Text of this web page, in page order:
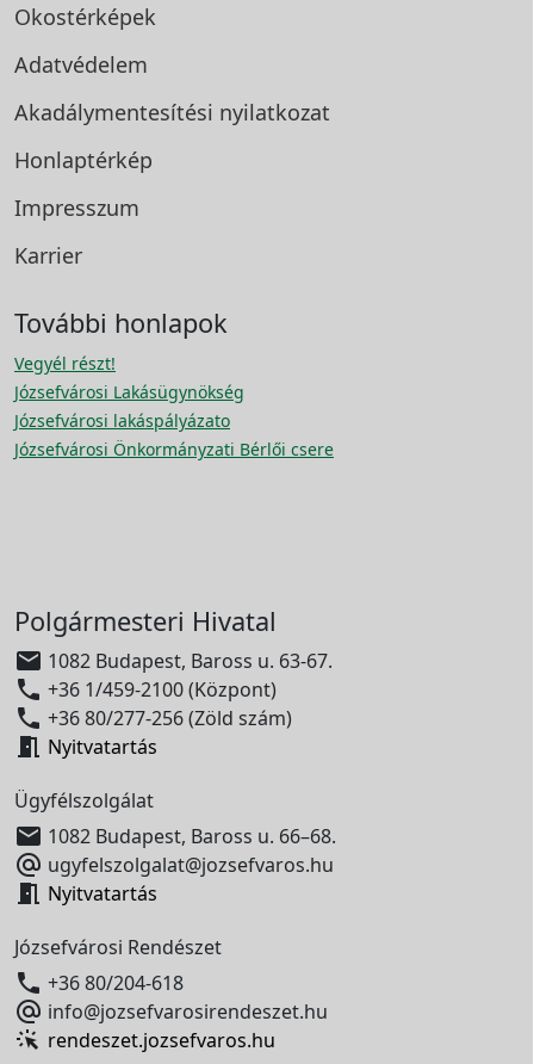
Okostérképek
Adatvédelem
Akadálymentesítési nyilatkozat
Honlaptérkép
Impresszum
Karrier
További honlapok
Vegyél részt!
Józsefvárosi Lakásügynökség
Józsefvárosi lakáspályázato
Józsefvárosi Önkormányzati Bérlői csere
Polgármesteri Hivatal
 1082 Budapest, Baross u. 63-67.
 +36 1/459-2100 (Központ)
 +36 80/277-256 (Zöld szám)
 Nyitvatartás
Ügyfélszolgálat
 1082 Budapest, Baross u. 66–68.
 ugyfelszolgalat@jozsefvaros.hu
 Nyitvatartás
Józsefvárosi Rendészet
 +36 80/204-618
 info@jozsefvarosirendeszet.hu
rendeszet.jozsefvaros.hu